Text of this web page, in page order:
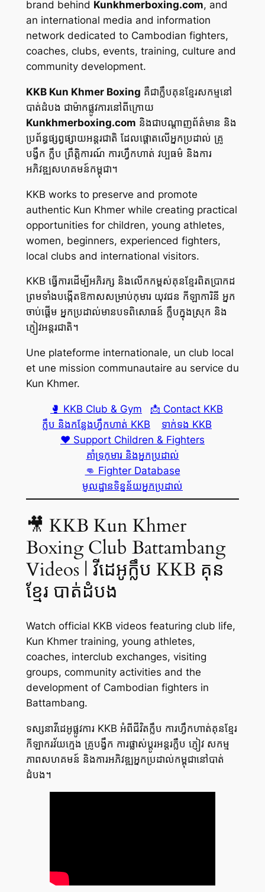
brand behind Kunkhmerboxing.com, and
an international media and information
network dedicated to Cambodian fighters,
coaches, clubs, events, training, culture and
community development.
KKB Kun Khmer Boxing គឺជាក្លឹបគុនខ្មែរសកម្មនៅ
បាត់ដំបង ជាម៉ាកផ្លូវការនៅពីក្រោយ
Kunkhmerboxing.com និងជាបណ្តាញព័ត៌មាន និង
ប្រព័ន្ធផ្សព្វផ្សាយអន្តរជាតិ ដែលផ្តោតលើអ្នកប្រដាល់ គ្រូ
បង្វឹក ក្លឹប ព្រឹត្តិការណ៍ ការហ្វឹកហាត់ វប្បធម៌ និងការ
អភិវឌ្ឍសហគមន៍កម្ពុជា។
KKB works to preserve and promote
authentic Kun Khmer while creating practical
opportunities for children, young athletes,
women, beginners, experienced fighters,
local clubs and international visitors.
KKB ធ្វើការដើម្បីអភិរក្ស និងលើកកម្ពស់គុនខ្មែរពិតប្រាកដ
ព្រមទាំងបង្កើតឱកាសសម្រាប់កុមារ យុវជន កីឡាការិនី អ្នក
ចាប់ផ្តើម អ្នកប្រដាល់មានបទពិសោធន៍ ក្លឹបក្នុងស្រុក និង
ភ្ញៀវអន្តរជាតិ។
Une plateforme internationale, un club local
et une mission communautaire au service du
Kun Khmer.
🥊 KKB Club & Gym
ក្លឹប និងកន្លែងហ្វឹកហាត់ KKB
📩 Contact KKB
ទាក់ទង KKB
❤️ Support Children & Fighters
គាំទ្រកុមារ និងអ្នកប្រដាល់
👊 Fighter Database
មូលដ្ឋានទិន្នន័យអ្នកប្រដាល់
🎥 KKB Kun Khmer
Boxing Club Battambang
Videos | វីដេអូក្លឹប KKB គុន
ខ្មែរ បាត់ដំបង
Watch official KKB videos featuring club life,
Kun Khmer training, young athletes,
coaches, interclub exchanges, visiting
groups, community activities and the
development of Cambodian fighters in
Battambang.
ទស្សនាវីដេអូផ្លូវការ KKB អំពីជីវិតក្លឹប ការហ្វឹកហាត់គុនខ្មែរ
កីឡាករវ័យក្មេង គ្រូបង្វឹក ការផ្លាស់ប្តូរអន្តរក្លឹប ភ្ញៀវ សកម្ម
ភាពសហគមន៍ និងការអភិវឌ្ឍអ្នកប្រដាល់កម្ពុជានៅបាត់
ដំបង។